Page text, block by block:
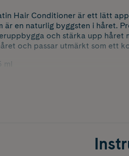
Hair Conditioner är ett lätt
är en naturlig byggsten i håret.
och stärka upp håret
och passar utmärkt som ett